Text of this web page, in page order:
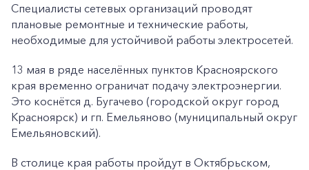
Специалисты сетевых организаций проводят
плановые ремонтные и технические работы,
необходимые для устойчивой работы электросетей.
13 мая в ряде населённых пунктов Красноярского
края временно ограничат подачу электроэнергии.
Это коснётся д. Бугачево (городской округ город
Красноярск) и гп. Емельяново (муниципальный округ
Емельяновский).
В столице края работы пройдут в Октябрьском,